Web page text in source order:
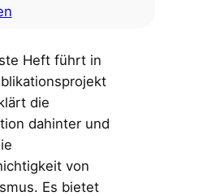
Heft führt in
die
dahinter und
von
Es bietet